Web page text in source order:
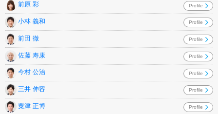
前原 彩 Profile
小林 義和 Profile
前田 徹 Profile
佐藤 寿康 Profile
今村 公治 Profile
三井 伸容 Profile
粟津 正博 Profile